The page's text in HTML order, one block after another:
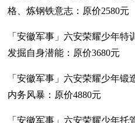
格、炼钢铁意志：原价2580元
「安徽军事」六安荣耀少年特
发掘自身潜能：原价3680元
「安徽军事」六安荣耀少年锻
内务风暴：原价4880元
「安徽军事」六安荣耀少年托